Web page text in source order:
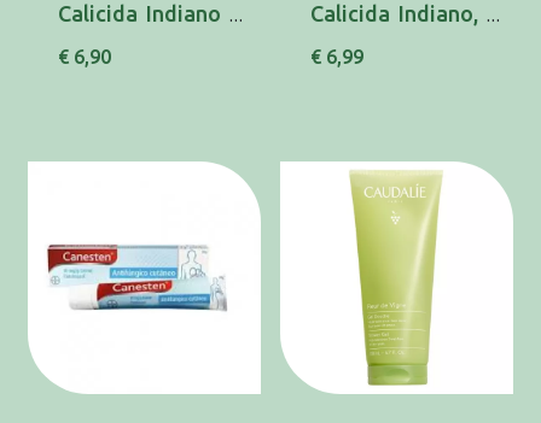
Calicida Indiano (12mL), 232/193 mg/mL x 1 so...
€ 6,90
Calicida Indiano, 270 mg/g-5 g x 1 pda
€ 6,99